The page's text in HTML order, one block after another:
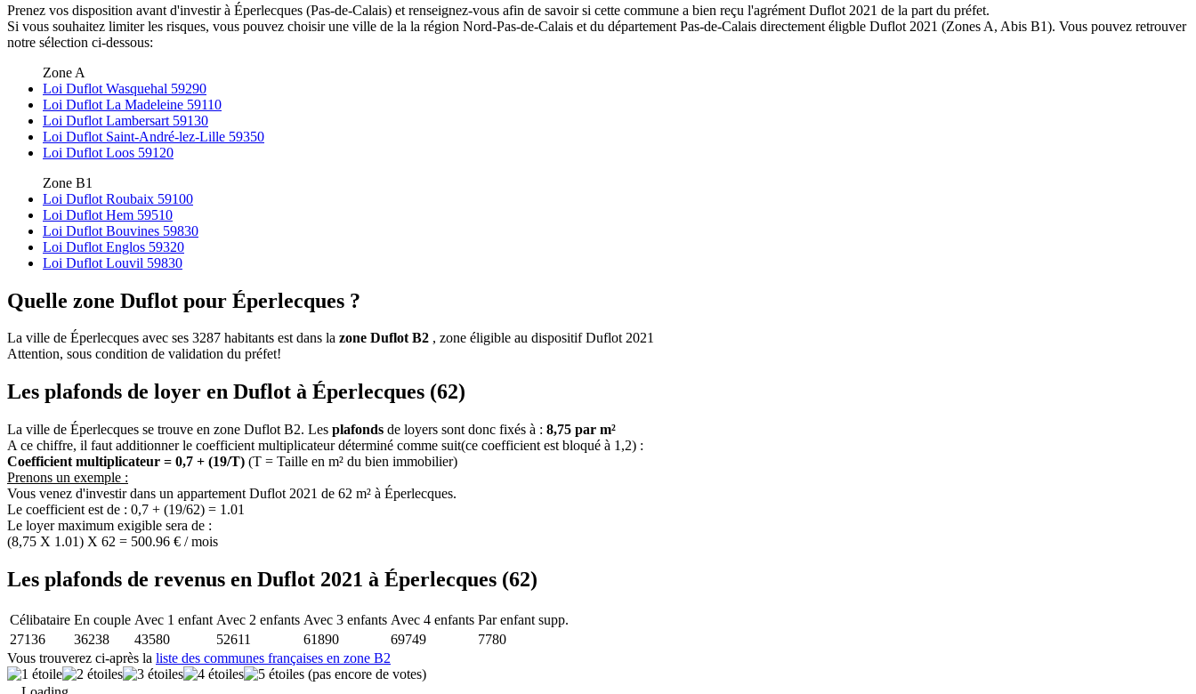
Prenez vos disposition avant d'investir à Éperlecques (Pas-de-Calais) et renseignez-vous afin de savoir si cette commune a bien reçu l'agrément Duflot 2021 de la part du préfet.
Si vous souhaitez limiter les risques, vous pouvez choisir une ville de la la région Nord-Pas-de-Calais et du département Pas-de-Calais directement éligble Duflot 2021 (Zones A, Abis B1). Vous pouvez retrouver
notre sélection ci-dessous:
Zone A
Loi Duflot Wasquehal 59290
Loi Duflot La Madeleine 59110
Loi Duflot Lambersart 59130
Loi Duflot Saint-André-lez-Lille 59350
Loi Duflot Loos 59120
Zone B1
Loi Duflot Roubaix 59100
Loi Duflot Hem 59510
Loi Duflot Bouvines 59830
Loi Duflot Englos 59320
Loi Duflot Louvil 59830
Quelle zone Duflot pour Éperlecques ?
La ville de Éperlecques avec ses 3287 habitants est dans la zone Duflot B2 , zone éligible au dispositif Duflot 2021
Attention, sous condition de validation du préfet!
Les plafonds de loyer en Duflot à Éperlecques (62)
La ville de Éperlecques se trouve en zone Duflot B2. Les plafonds de loyers sont donc fixés à : 8,75 par m²
A ce chiffre, il faut additionner le coefficient multiplicateur déterminé comme suit(ce coefficient est bloqué à 1,2) :
Coefficient multiplicateur = 0,7 + (19/T) (T = Taille en m² du bien immobilier)
Prenons un exemple :
Vous venez d'investir dans un appartement Duflot 2021 de 62 m² à Éperlecques.
Le coefficient est de : 0,7 + (19/62) = 1.01
Le loyer maximum exigible sera de :
(8,75 X 1.01) X 62 = 500.96 € / mois
Les plafonds de revenus en Duflot 2021 à Éperlecques (62)
Célibataire En couple Avec 1 enfant Avec 2 enfants Avec 3 enfants Avec 4 enfants Par enfant supp.
27136
36238 43580 52611 61890 69749
7780
Vous trouverez ci-après la liste des communes françaises en zone B2
(pas encore de votes)